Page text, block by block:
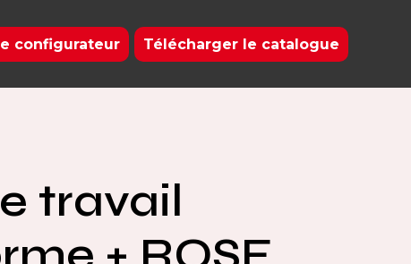
configurateur Télécharger le catalogue
travail